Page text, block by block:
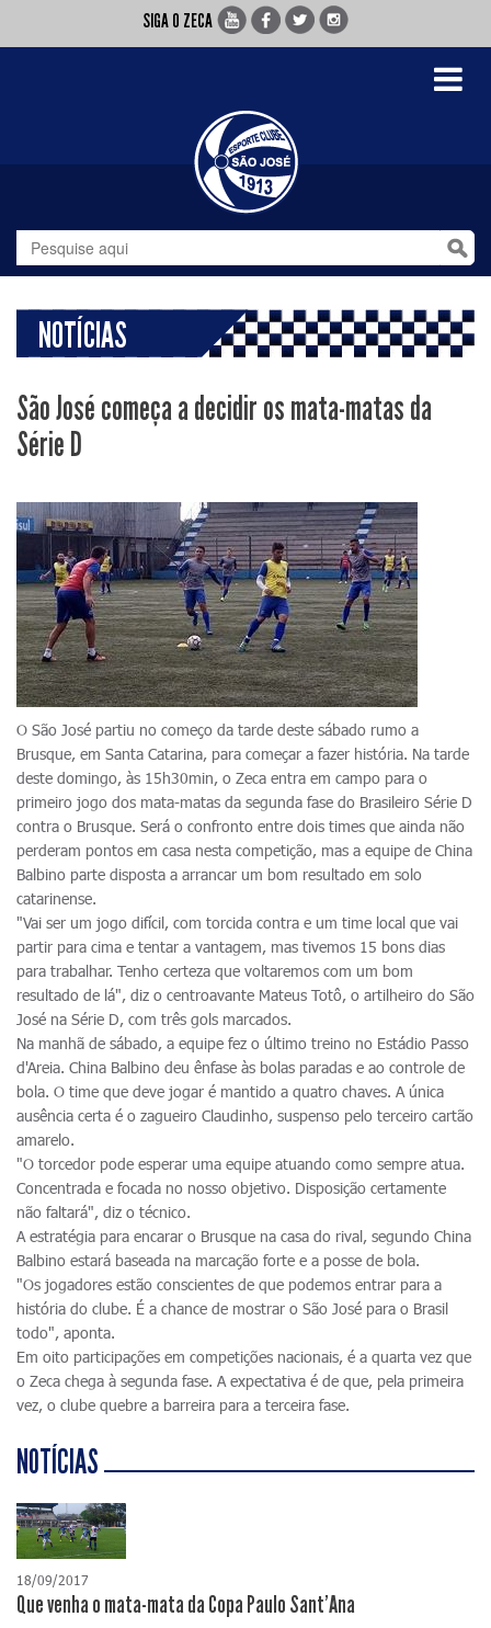
SIGA O ZECA
Toggle
NOTÍCIAS
São José começa a decidir os mata-matas da
Série D
O São José partiu no começo da tarde deste sábado rumo a
Brusque, em Santa Catarina, para começar a fazer história. Na tarde
deste domingo, às 15h30min, o Zeca entra em campo para o
primeiro jogo dos mata-matas da segunda fase do Brasileiro Série D
contra o Brusque. Será o confronto entre dois times que ainda não
perderam pontos em casa nesta competição, mas a equipe de China
Balbino parte disposta a arrancar um bom resultado em solo
catarinense.
"Vai ser um jogo difícil, com torcida contra e um time local que vai
partir para cima e tentar a vantagem, mas tivemos 15 bons dias
para trabalhar. Tenho certeza que voltaremos com um bom
resultado de lá", diz o centroavante Mateus Totô, o artilheiro do São
José na Série D, com três gols marcados.
Na manhã de sábado, a equipe fez o último treino no Estádio Passo
d'Areia. China Balbino deu ênfase às bolas paradas e ao controle de
bola. O time que deve jogar é mantido a quatro chaves. A única
ausência certa é o zagueiro Claudinho, suspenso pelo terceiro cartão
amarelo.
"O torcedor pode esperar uma equipe atuando como sempre atua.
Concentrada e focada no nosso objetivo. Disposição certamente
não faltará", diz o técnico.
A estratégia para encarar o Brusque na casa do rival, segundo China
Balbino estará baseada na marcação forte e a posse de bola.
"Os jogadores estão conscientes de que podemos entrar para a
história do clube. É a chance de mostrar o São José para o Brasil
todo", aponta.
Em oito participações em competições nacionais, é a quarta vez que
o Zeca chega à segunda fase. A expectativa é de que, pela primeira
vez, o clube quebre a barreira para a terceira fase.
NOTÍCIAS
18/09/2017
Que venha o mata-mata da Copa Paulo Sant'Ana